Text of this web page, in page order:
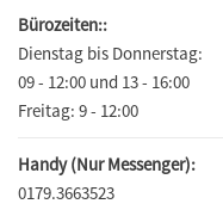
Bürozeiten::
Dienstag bis Donnerstag:
09 - 12:00 und 13 - 16:00
Freitag: 9 - 12:00
Handy (Nur Messenger):
0179.3663523